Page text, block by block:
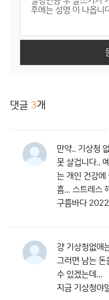
댓글 3개
만약.. 기상청
못 살겁니다..
는 개인 건강에
흠... 스트레스
구름바다
걍 기상청없애
그러면 남는 돈
수 있겠는데...
지금 기상청야